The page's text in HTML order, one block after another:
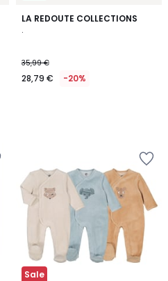
LA REDOUTE COLLECTIONS
.
35,99 €
28,79 € -20%
Sale